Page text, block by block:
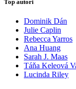
Top autori
Dominik Dán
Julie Caplin
Rebecca Yarros
Ana Huang
Sarah J. Maas
Táňa Keleová
Lucinda Riley